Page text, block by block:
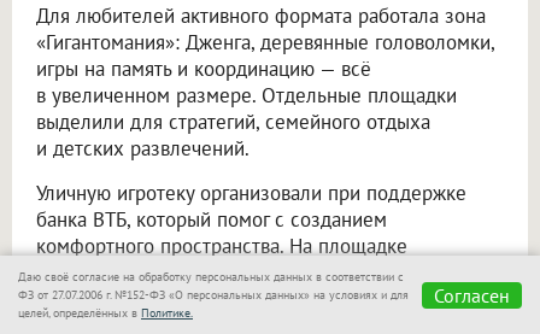
Для любителей активного формата работала зона
«Гигантомания»: Дженга, деревянные головоломки,
игры на память и координацию — всё
в увеличенном размере. Отдельные площадки
выделили для стратегий, семейного отдыха
и детских развлечений.
Уличную игротеку организовали при поддержке
банка ВТБ, который помог с созданием
комфортного пространства. На площадке
появились столы, стулья, игровые зоны
под навесами и единое стилевое оформление.
Даю своё согласие на обработку персональных данных в соответствии с
ФЗ от 27.07.2006 г. №152-ФЗ «О персональных данных» на условиях и для
целей, определённых в Политике.
Согласен